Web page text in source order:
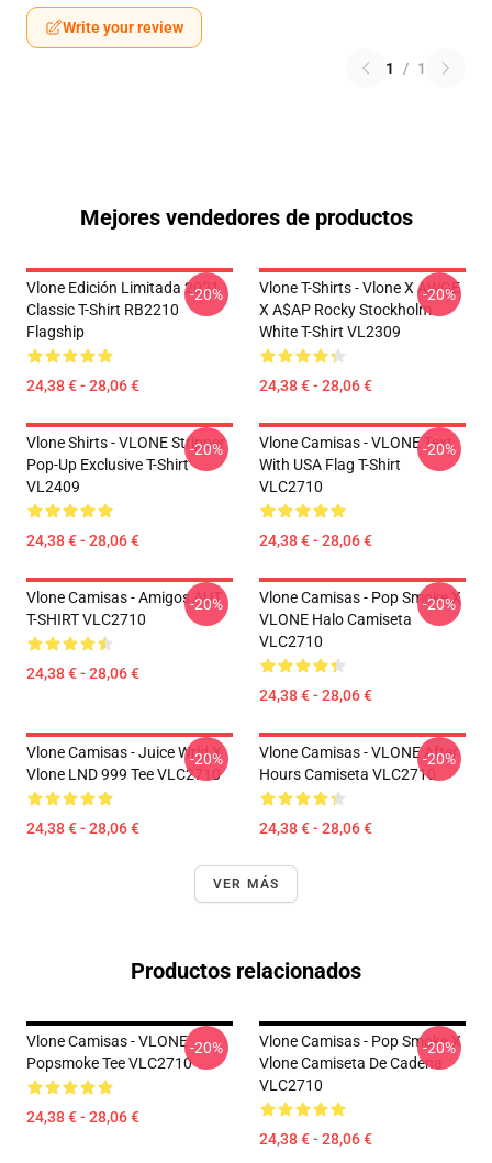
Write your review
1 / 1
Mejores vendedores de productos
Vlone Edición Limitada 2021
Classic T-Shirt RB2210
Flagship
24,38 € - 28,06 €
-20%
Vlone T-Shirts - Vlone X AWGE
X A$AP Rocky Stockholm
White T-Shirt VL2309
24,38 € - 28,06 €
-20%
Vlone Shirts - VLONE Stripper
Pop-Up Exclusive T-Shirt
VL2409
24,38 € - 28,06 €
-20%
Vlone Camisas - VLONE Text
With USA Flag T-Shirt
VLC2710
24,38 € - 28,06 €
-20%
Vlone Camisas - Amigos AUT
T-SHIRT VLC2710
24,38 € - 28,06 €
-20%
Vlone Camisas - Pop Smoke X
VLONE Halo Camiseta
VLC2710
24,38 € - 28,06 €
-20%
Vlone Camisas - Juice Wrld X
Vlone LND 999 Tee VLC2710
24,38 € - 28,06 €
-20%
Vlone Camisas - VLONE After
Hours Camiseta VLC2710
24,38 € - 28,06 €
-20%
VER MÁS
Productos relacionados
Vlone Camisas - VLONE
Popsmoke Tee VLC2710
24,38 € - 28,06 €
-20%
Vlone Camisas - Pop Smoke X
Vlone Camiseta De Cadena
VLC2710
24,38 € - 28,06 €
-20%